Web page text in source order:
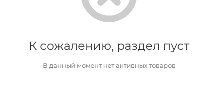
К сожалению, раздел пуст
В данный момент нет активных товаров